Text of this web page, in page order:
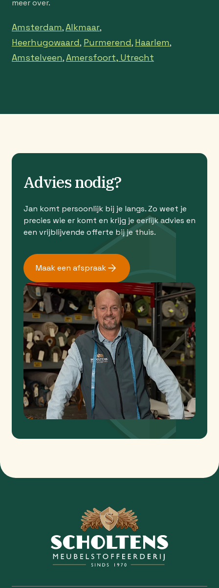
meer over.
Amsterdam,Alkmaar,
Heerhugowaard, Purmerend, Haarlem,
Amstelveen,Amersfoort, Utrecht
Advies nodig?
Jan komt persoonlijk bij je langs. Zo weet je
precies wie er komt en krijg je eerlijk advies en
een vrijblijvende offerte bij je thuis.
Maak een afspraak